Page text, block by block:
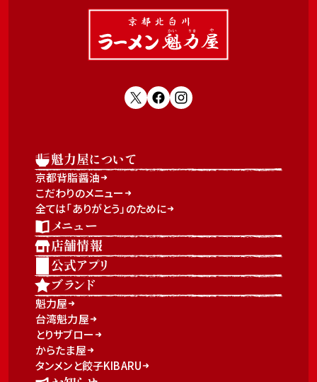
魁力屋について
京都背脂醤油
こだわりのメニュー
全ては「ありがとう」のために
メニュー
店舗情報
公式アプリ
ブランド
魁力屋
台湾魁力屋
とりサブロー
からたま屋
タンメンと餃子KIBARU